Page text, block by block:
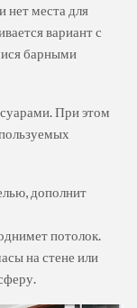
нет места для
вариант с
барными
При этом
дополнит
потолок.
на стене или